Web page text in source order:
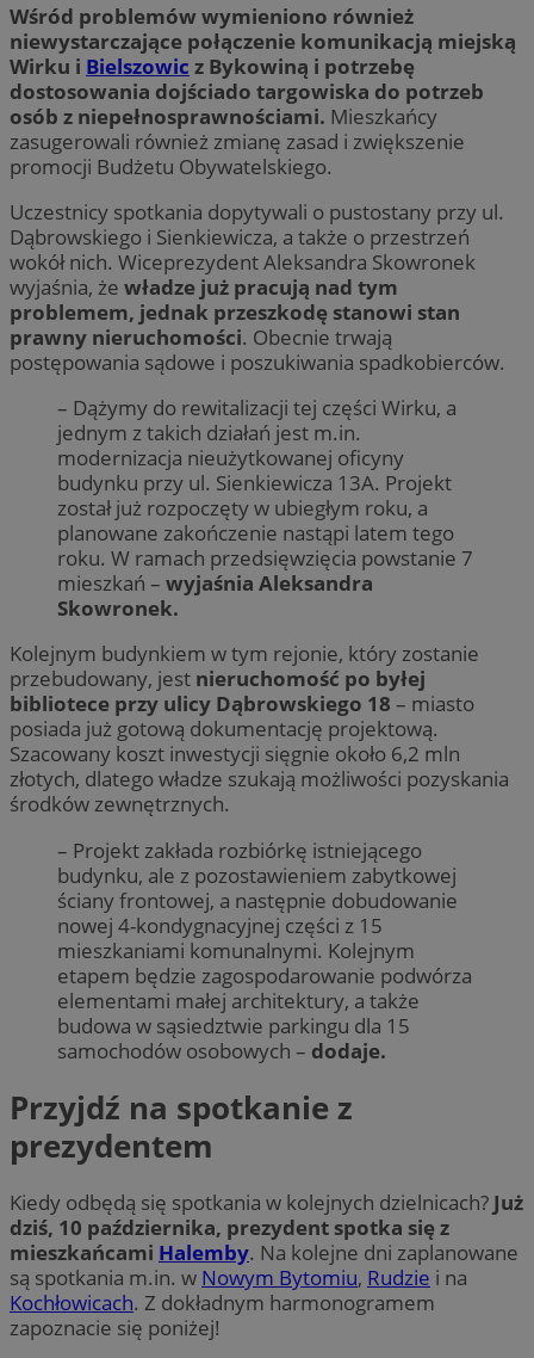
Wśród problemów wymieniono również
niewystarczające połączenie komunikacją miejską
Wirku i Bielszowic z Bykowiną i potrzebę
dostosowania dojściado targowiska do potrzeb
osób z niepełnosprawnościami. Mieszkańcy
zasugerowali również zmianę zasad i zwiększenie
promocji Budżetu Obywatelskiego.
Uczestnicy spotkania dopytywali o pustostany przy ul.
Dąbrowskiego i Sienkiewicza, a także o przestrzeń
wokół nich. Wiceprezydent Aleksandra Skowronek
wyjaśnia, że władze już pracują nad tym
problemem, jednak przeszkodę stanowi stan
prawny nieruchomości. Obecnie trwają
postępowania sądowe i poszukiwania spadkobierców.
– Dążymy do rewitalizacji tej części Wirku, a
jednym z takich działań jest m.in.
modernizacja nieużytkowanej oficyny
budynku przy ul. Sienkiewicza 13A. Projekt
został już rozpoczęty w ubiegłym roku, a
planowane zakończenie nastąpi latem tego
roku. W ramach przedsięwzięcia powstanie 7
mieszkań – wyjaśnia Aleksandra
Skowronek.
Kolejnym budynkiem w tym rejonie, który zostanie
przebudowany, jest nieruchomość po byłej
bibliotece przy ulicy Dąbrowskiego 18 – miasto
posiada już gotową dokumentację projektową.
Szacowany koszt inwestycji sięgnie około 6,2 mln
złotych, dlatego władze szukają możliwości pozyskania
środków zewnętrznych.
– Projekt zakłada rozbiórkę istniejącego
budynku, ale z pozostawieniem zabytkowej
ściany frontowej, a następnie dobudowanie
nowej 4-kondygnacyjnej części z 15
mieszkaniami komunalnymi. Kolejnym
etapem będzie zagospodarowanie podwórza
elementami małej architektury, a także
budowa w sąsiedztwie parkingu dla 15
samochodów osobowych – dodaje.
Przyjdź na spotkanie z
prezydentem
Kiedy odbędą się spotkania w kolejnych dzielnicach? Już
dziś, 10 października, prezydent spotka się z
mieszkańcami Halemby. Na kolejne dni zaplanowane
są spotkania m.in. w Nowym Bytomiu, Rudzie i na
Kochłowicach. Z dokładnym harmonogramem
zapoznacie się poniżej!